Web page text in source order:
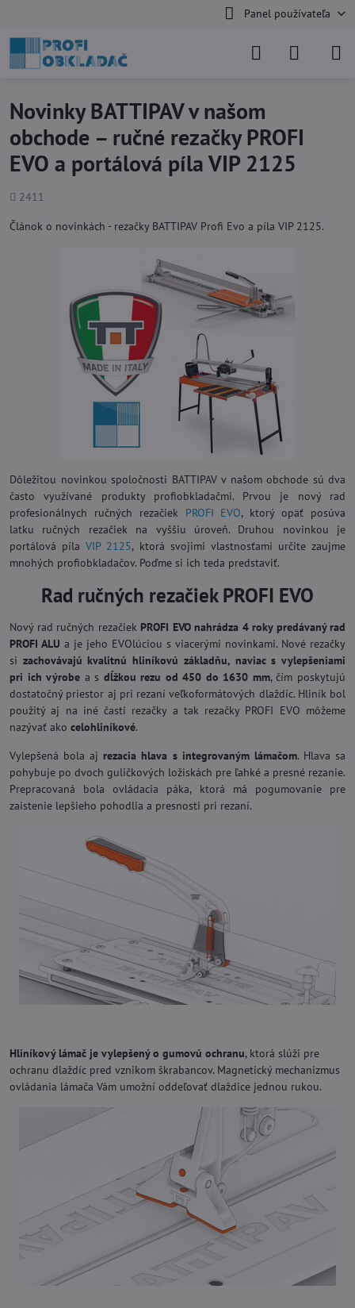
Panel používateľa
Novinky BATTIPAV v našom
obchode – ručné rezačky PROFI
EVO a portálová píla VIP 2125
Počet
2411
Článok o novinkách - rezačky BATTIPAV Profi Evo a píla VIP 2125.
Dôležitou novinkou spoločnosti BATTIPAV v našom obchode sú dva
často využívané produkty profiobkladačmi. Prvou je nový rad
profesionálnych ručných rezačiek PROFI EVO, ktorý opäť posúva
latku ručných rezačiek na vyššiu úroveň. Druhou novinkou je
portálová pílaVIP 2125, ktorá svojimi vlastnosťami určite zaujme
mnohých profiobkladačov. Poďme si ich teda predstaviť.
Rad ručných rezačiek PROFI EVO
Nový rad ručných rezačiek PROFI EVO nahrádza 4 roky predávaný rad
PROFI ALU a je jeho EVOlúciou s viacerými novinkami. Nové rezačky
si zachovávajú kvalitnú hliníkovú základňu, naviac s vylepšeniami
pri ich výrobe a s dĺžkou rezu od 450 do 1630 mm, čím poskytujú
dostatočný priestor aj pri rezaní veľkoformátových dlaždíc. Hliník bol
použitý aj na iné časti rezačky a tak rezačky PROFI EVO môžeme
nazývať ako celohliníkové.
Vylepšená bola aj rezacia hlava s integrovaným lámačom. Hlava sa
pohybuje po dvoch guličkových ložiskách pre ľahké a presné rezanie.
Prepracovaná bola ovládacia páka, ktorá má pogumovanie pre
zaistenie lepšieho pohodlia a presnosti pri rezaní.
Hliníkový lámač je vylepšený o gumovú ochranu, ktorá slúži pre
ochranu dlaždíc pred vznikom škrabancov. Magnetický mechanizmus
ovládania lámača Vám umožní oddeľovať dlaždice jednou rukou.